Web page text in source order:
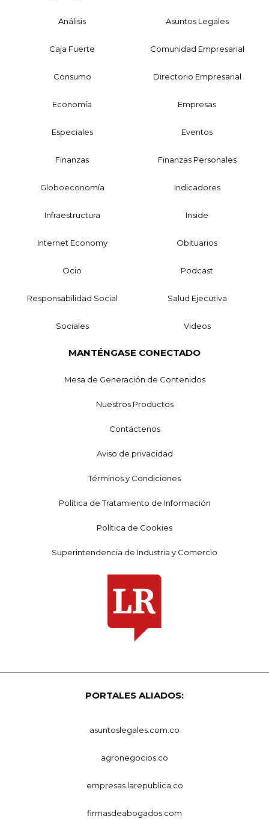
Análisis Asuntos Legales
Caja Fuerte Comunidad Empresarial
Consumo Directorio Empresarial
Economía Empresas
Especiales Eventos
Finanzas Finanzas Personales
Globoeconomía Indicadores
Infraestructura Inside
Internet Economy Obituarios
Ocio Podcast
Responsabilidad Social Salud Ejecutiva
Sociales Videos
MANTÉNGASE CONECTADO
Mesa de Generación de Contenidos
Nuestros Productos
Contáctenos
Aviso de privacidad
Términos y Condiciones
Política de Tratamiento de Información
Política de Cookies
Superintendencia de Industria y Comercio
PORTALES ALIADOS:
asuntoslegales.com.co
agronegocios.co
empresas.larepublica.co
firmasdeabogados.com